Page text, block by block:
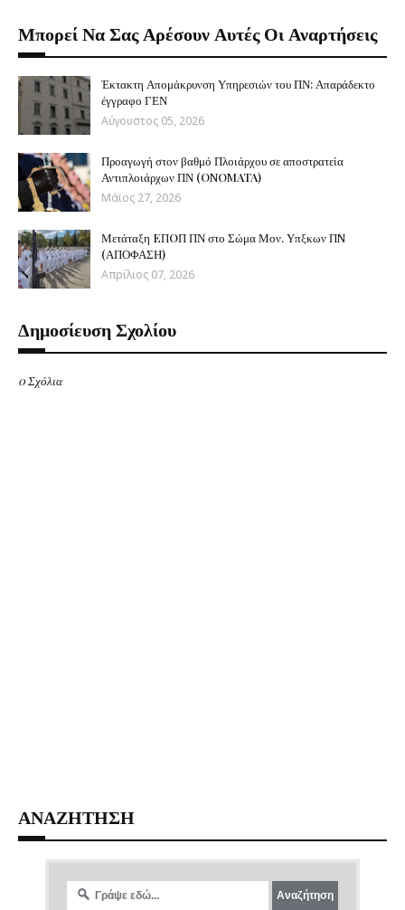
Μπορεί Να Σας Αρέσουν Αυτές Οι Αναρτήσεις
Έκτακτη Απομάκρυνση Υπηρεσιών του ΠΝ: Απαράδεκτο
έγγραφο ΓΕΝ
Αύγουστος 05, 2026
Προαγωγή στον βαθμό Πλοιάρχου σε αποστρατεία
Αντιπλοιάρχων ΠΝ (ONOMATA)
Μάϊος 27, 2026
Μετάταξη EΠOΠ ΠΝ στο Σώμα Μον. Υπξκων ΠN
(ΑΠΟΦΑΣΗ)
Απρίλιος 07, 2026
Δημοσίευση Σχολίου
0 Σχόλια
ΑΝΑΖΗΤΗΣΗ